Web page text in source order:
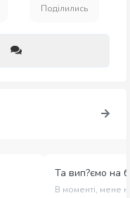
Поділились
Та вип?ємо на
В моменті, мене